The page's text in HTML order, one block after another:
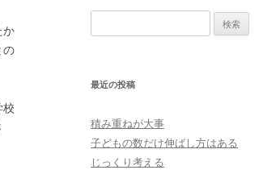
か
の
索:
最近の投稿
積み重ねが大事
子どもの数だけ伸ばし方はある
じっくり考える